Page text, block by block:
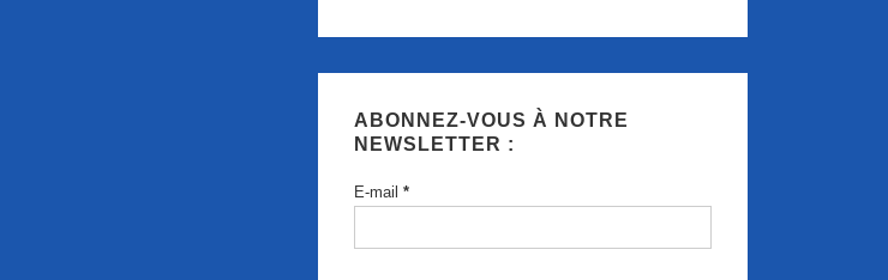
ABONNEZ-VOUS À NOTRE
NEWSLETTER :
E-mail*